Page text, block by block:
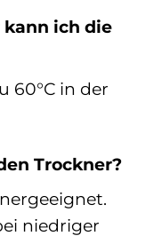
kann ich die
60°C in der
Trockner?
niedriger